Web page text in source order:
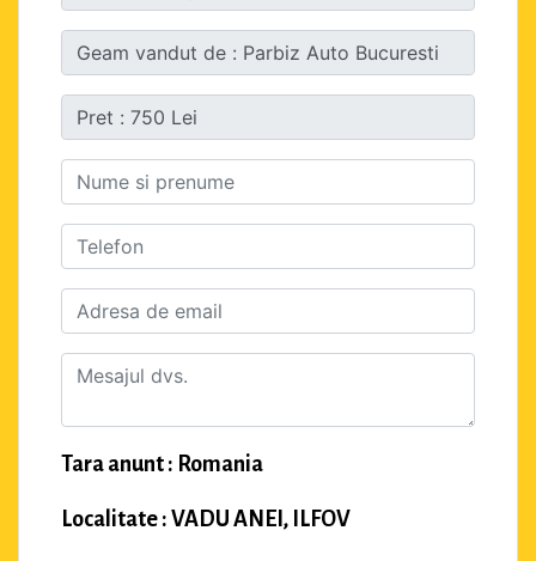
Tara anunt : Romania
Localitate : VADU ANEI, ILFOV